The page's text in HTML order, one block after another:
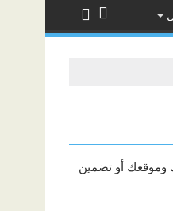
وموقعك أو تضمين